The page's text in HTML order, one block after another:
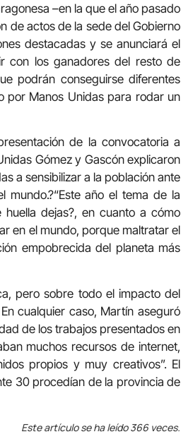
–en la que el año pasado
de actos de la sede del Gobierno
destacadas y se anunciará el
con los ganadores del resto de
podrán conseguirse diferentes
por Manos Unidas para rodar un
de la convocatoria a
Gómez y Gascón explicaron
a sensibilizar a la población ante
mundo.?“Este año el tema de la
dejas?, en cuanto a cómo
en el mundo, porque maltratar el
empobrecida del planeta más
pero sobre todo el impacto del
cualquier caso, Martín aseguró
de los trabajos presentados en
muchos recursos de internet,
propios y muy creativos”. El
30 procedían de la provincia de
Este artículo se ha leído 366 veces.